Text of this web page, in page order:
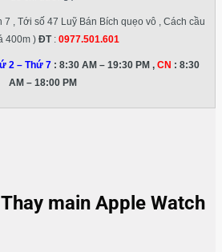
, Tới số 47 Luỹ Bán Bích quẹo vô , Cách cầu
400m ) ĐT: 0977.501.601
2 – Thứ 7: 8:30 AM – 19:30 PM , CN : 8:30
AM – 18:00 PM
Thay main Apple Watch